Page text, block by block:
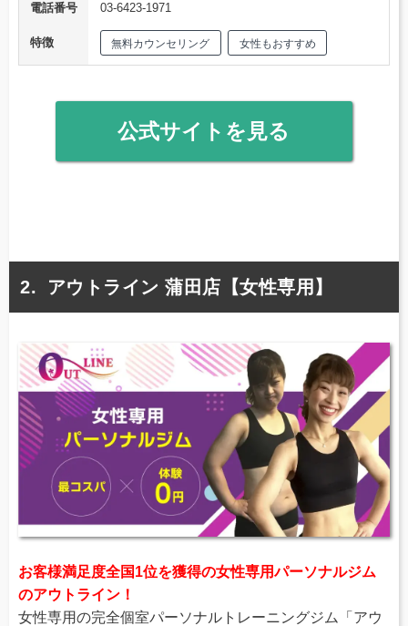
電話番号
03-6423-1971
特徴 無料カウンセリング 女性もおすすめ
公式サイトを見る
アウトライン 蒲田店【女性専用】
お客様満足度全国1位を獲得の女性専用パーソナルジム
のアウトライン！
女性専用の完全個室パーソナルトレーニングジム「アウ